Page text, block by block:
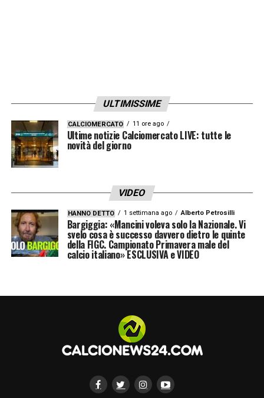
ULTIMISSIME
CALCIOMERCATO 11 ore ago
Ultime notizie Calciomercato LIVE: tutte le
novità del giorno
VIDEO
HANNO DETTO 1 settimana ago Alberto Petrosilli
Bargiggia: «Mancini voleva solo la Nazionale. Vi
svelo cosa è successo davvero dietro le quinte
della FIGC. Campionato Primavera male del
calcio italiano» ESCLUSIVA e VIDEO